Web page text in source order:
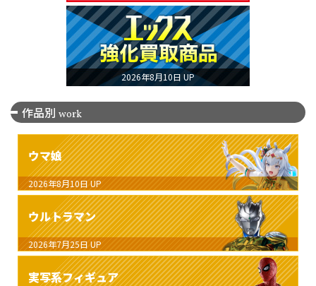
2026年8月10日 UP
作品別 work
ウマ娘
2026年8月10日 UP
ウルトラマン
2026年7月25日 UP
実写系フィギュア